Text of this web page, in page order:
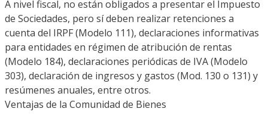
A nivel fiscal, no están obligados a presentar el Impuesto
de Sociedades, pero sí deben realizar retenciones a
cuenta del IRPF (Modelo 111), declaraciones informativas
para entidades en régimen de atribución de rentas
(Modelo 184), declaraciones periódicas de IVA (Modelo
303), declaración de ingresos y gastos (Mod. 130 o 131) y
resúmenes anuales, entre otros.
Ventajas de la Comunidad de Bienes